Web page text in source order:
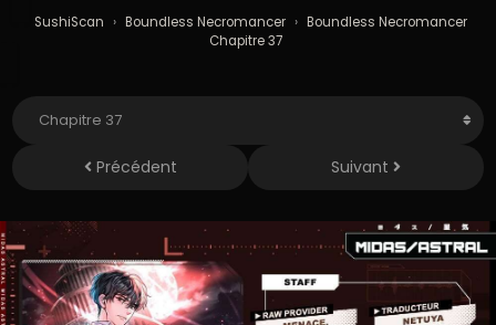
SushiScan › Boundless Necromancer › Boundless Necromancer
Chapitre 37
Précédent Suivant